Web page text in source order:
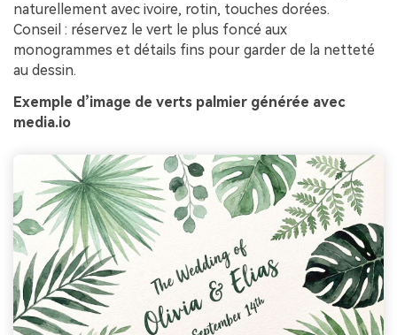
naturellement avec ivoire, rotin, touches dorées.
Conseil : réservez le vert le plus foncé aux
monogrammes et détails fins pour garder de la netteté
au dessin.
Exemple d’image de verts palmier générée avec
media.io